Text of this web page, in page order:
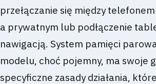
przełączanie się między
a prywatnym lub podłączenie
nawigacją. System pamięci
modelu, choć pojemny, ma swoje
specyficzne zasady działania,